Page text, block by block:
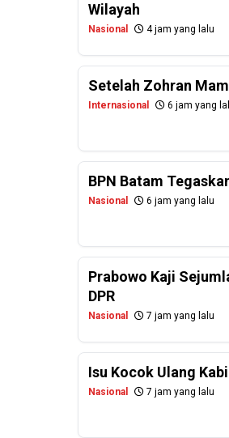
Wilayah
Nasional 4 jam yang lalu
Setelah Zohran
Internasional 6 jam yang
BPN Batam
Nasional 6 jam yang lalu
Prabowo Kaji
DPR
Nasional 7 jam yang lalu
Isu Kocok Ulang
Nasional 7 jam yang lalu